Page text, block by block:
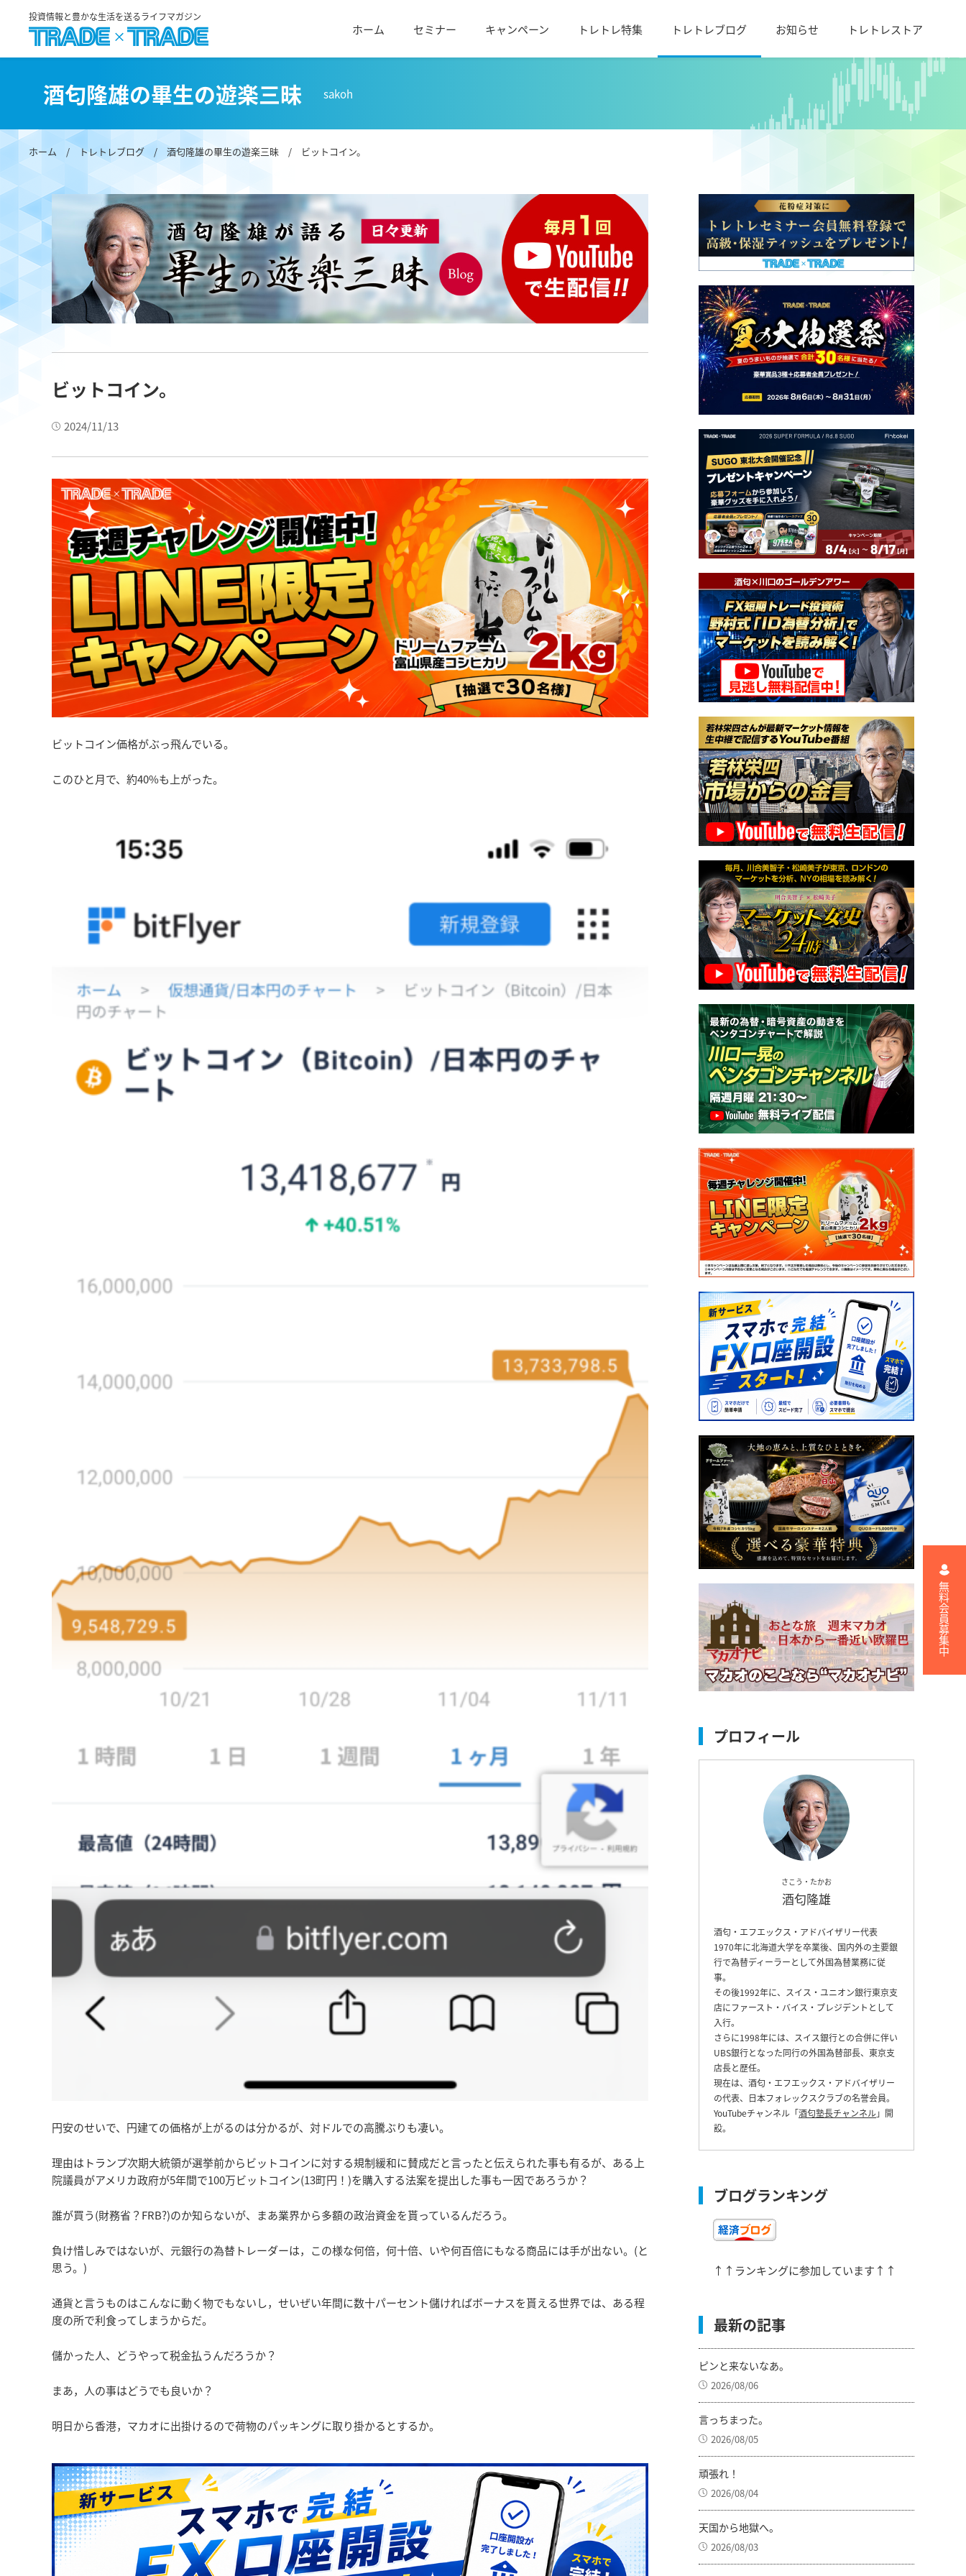
投資情報と豊かな生活を送るライフマガジン
ホーム セミナー キャンペーン トレトレ特集 トレトレブログ お知らせ トレトレストア
酒匂隆雄の畢生の遊楽三昧 sakoh
ホーム /トレトレブログ / 酒匂隆雄の畢生の遊楽三昧 / ビットコイン。
ビットコイン。
2024/11/13
ビットコイン価格がぶっ飛んでいる。
このひと月で、約40%も上がった。
円安のせいで、円建ての価格が上がるのは分かるが、対ドルでの高騰ぶりも凄い。
理由はトランプ次期大統領が選挙前からビットコインに対する規制緩和に賛成だと言ったと伝えられた事も有るが、ある上
院議員がアメリカ政府が5年間で100万ビットコイン(13町円！)を購入する法案を提出した事も一因であろうか？
誰が買う(財務省？FRB?)のか知らないが、まあ業界から多額の政治資金を貰っているんだろう。
負け惜しみではないが、元銀行の為替トレーダーは，この様な何倍，何十倍、いや何百倍にもなる商品には手が出ない。(と
思う。)
通貨と言うものはこんなに動く物でもないし，せいぜい年間に数十パーセント儲ければボーナスを貰える世界では、ある程
度の所で利食ってしまうからだ。
儲かった人、どうやって税金払うんだろうか？
まあ，人の事はどうでも良いか？
明日から香港，マカオに出掛けるので荷物のパッキングに取り掛かるとするか。
プロフィール
さこう・たかお
酒匂隆雄
酒匂・エフエックス・アドバイザリー代表
1970年に北海道大学を卒業後、国内外の主要銀
行で為替ディーラーとして外国為替業務に従
事。
その後1992年に、スイス・ユニオン銀行東京支
店にファースト・バイス・プレジデントとして
入行。
さらに1998年には、スイス銀行との合併に伴い
UBS銀行となった同行の外国為替部長、東京支
店長と歴任。
現在は、酒匂・エフエックス・アドバイザリー
の代表、日本フォレックスクラブの名誉会員。
YouTubeチャンネル「酒匂塾長チャンネル」開
設。
ブログランキング
↑↑ランキングに参加しています↑↑
最新の記事
ピンと来ないなあ。
2026/08/06
言っちまった。
2026/08/05
頑張れ！
2026/08/04
天国から地獄へ。
2026/08/03
無料会員募集中